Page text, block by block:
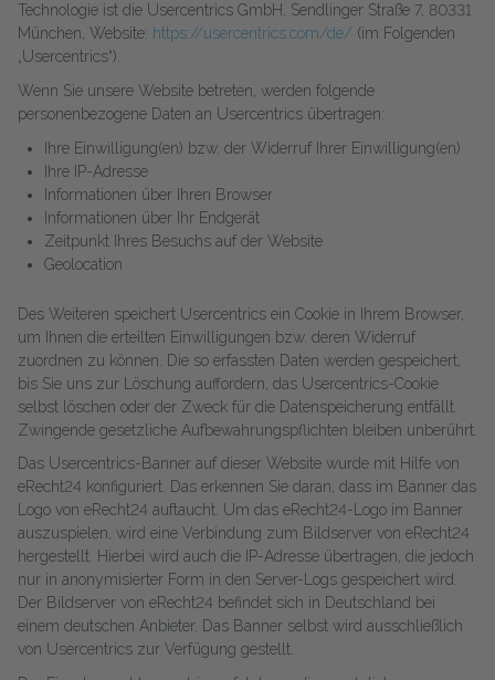
Technologie ist die Usercentrics GmbH, Sendlinger Straße 7, 80331
München, Website: https://usercentrics.com/de/ (im Folgenden
„Usercentrics“).
Wenn Sie unsere Website betreten, werden folgende
personenbezogene Daten an Usercentrics übertragen:
Ihre Einwilligung(en) bzw. der Widerruf Ihrer Einwilligung(en)
Ihre IP-Adresse
Informationen über Ihren Browser
Informationen über Ihr Endgerät
Zeitpunkt Ihres Besuchs auf der Website
Geolocation
Des Weiteren speichert Usercentrics ein Cookie in Ihrem Browser,
um Ihnen die erteilten Einwilligungen bzw. deren Widerruf
zuordnen zu können. Die so erfassten Daten werden gespeichert,
bis Sie uns zur Löschung auffordern, das Usercentrics-Cookie
selbst löschen oder der Zweck für die Datenspeicherung entfällt.
Zwingende gesetzliche Aufbewahrungspflichten bleiben unberührt.
Das Usercentrics-Banner auf dieser Website wurde mit Hilfe von
eRecht24 konfiguriert. Das erkennen Sie daran, dass im Banner das
Logo von eRecht24 auftaucht. Um das eRecht24-Logo im Banner
auszuspielen, wird eine Verbindung zum Bildserver von eRecht24
hergestellt. Hierbei wird auch die IP-Adresse übertragen, die jedoch
nur in anonymisierter Form in den Server-Logs gespeichert wird.
Der Bildserver von eRecht24 befindet sich in Deutschland bei
einem deutschen Anbieter. Das Banner selbst wird ausschließlich
von Usercentrics zur Verfügung gestellt.